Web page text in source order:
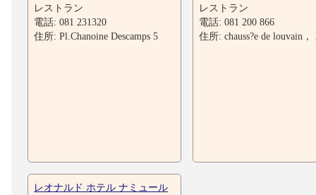
レストラン
電話: 081 231320
住所: Pl.Chanoine Descamps 5
レストラン
電話: 081 200 866
住所: chauss?e de louvain，
レオナルド ホテル ナミュール